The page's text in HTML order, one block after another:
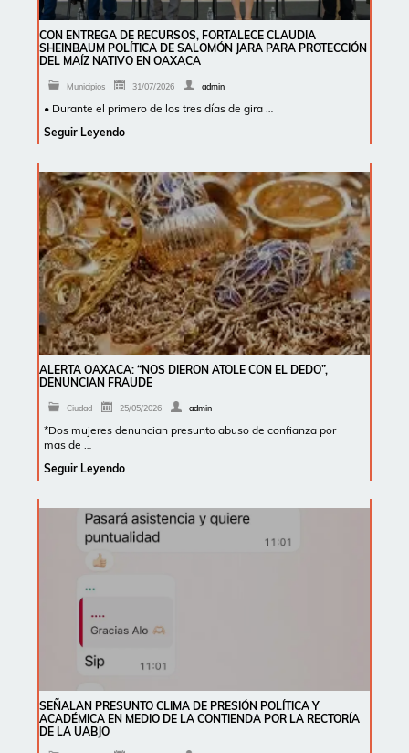
CON ENTREGA DE RECURSOS, FORTALECE CLAUDIA
SHEINBAUM POLÍTICA DE SALOMÓN JARA PARA PROTECCIÓN
DEL MAÍZ NATIVO EN OAXACA
Municipios 31/07/2026 admin
• Durante el primero de los tres días de gira …
Seguir Leyendo
ALERTA OAXACA: “NOS DIERON ATOLE CON EL DEDO”,
DENUNCIAN FRAUDE
Ciudad 25/05/2026 admin
*Dos mujeres denuncian presunto abuso de confianza por
mas de …
Seguir Leyendo
SEÑALAN PRESUNTO CLIMA DE PRESIÓN POLÍTICA Y
ACADÉMICA EN MEDIO DE LA CONTIENDA POR LA RECTORÍA
DE LA UABJO